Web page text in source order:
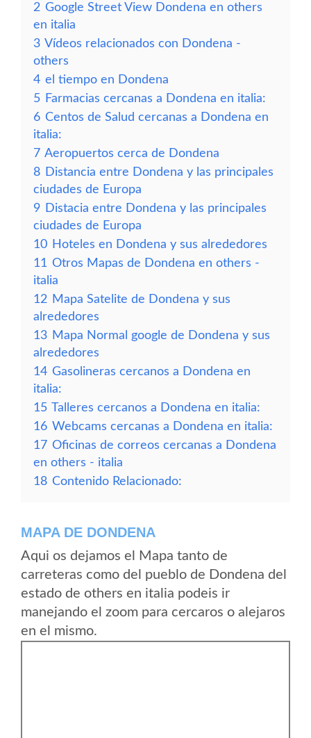
2 Google Street View Dondena en others
en italia
3 Vídeos relacionados con Dondena -
others
4 el tiempo en Dondena
5 Farmacias cercanas a Dondena en italia:
6 Centos de Salud cercanas a Dondena en
italia:
7 Aeropuertos cerca de Dondena
8 Distancia entre Dondena y las principales
ciudades de Europa
9 Distacia entre Dondena y las principales
ciudades de Europa
10 Hoteles en Dondena y sus alrededores
11 Otros Mapas de Dondena en others -
italia
12 Mapa Satelite de Dondena y sus
alrededores
13 Mapa Normal google de Dondena y sus
alrededores
14 Gasolineras cercanos a Dondena en
italia:
15 Talleres cercanos a Dondena en italia:
16 Webcams cercanas a Dondena en italia:
17 Oficinas de correos cercanas a Dondena
en others - italia
18 Contenido Relacionado:
MAPA DE DONDENA
Aqui os dejamos el Mapa tanto de
carreteras como del pueblo de Dondena del
estado de others en italia podeis ir
manejando el zoom para cercaros o alejaros
en el mismo.